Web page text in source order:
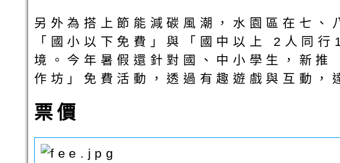
另外為搭上節能減碳風潮，水園區在七
「國小以下免費」與「國中以上 2人同
境。今年暑假還針對國、中小學生，新推
作坊」免費活動，透過有趣遊戲與互動，
票價